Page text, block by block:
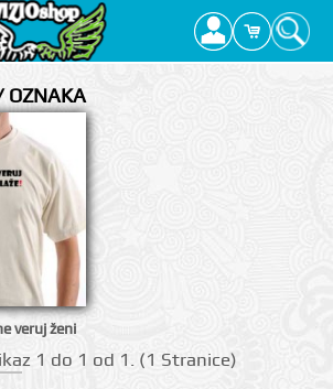
OZNAKA
veruj ženi
1 do 1 оd 1. (1 Strаnicе)